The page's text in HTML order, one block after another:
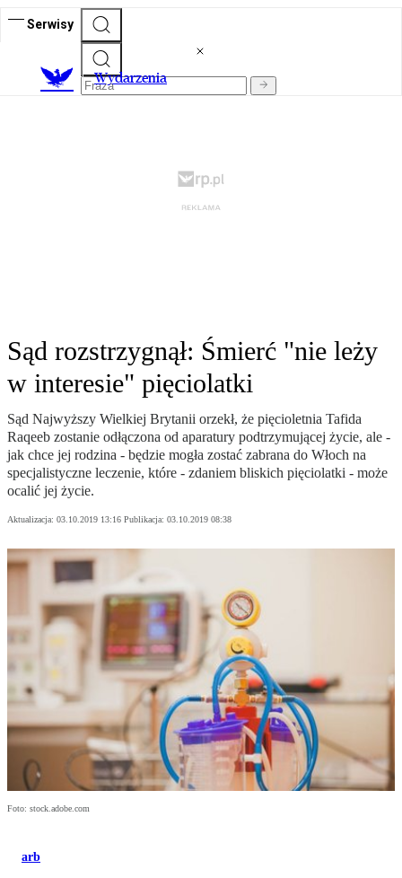
Serwisy
Wydarzenia
Sąd rozstrzygnął: Śmierć "nie leży
w interesie" pięciolatki
Sąd Najwyższy Wielkiej Brytanii orzekł, że pięcioletnia Tafida
Raqeeb zostanie odłączona od aparatury podtrzymującej życie, ale -
jak chce jej rodzina - będzie mogła zostać zabrana do Włoch na
specjalistyczne leczenie, które - zdaniem bliskich pięciolatki - może
ocalić jej życie.
Aktualizacja: 03.10.2019 13:16 Publikacja: 03.10.2019 08:38
Foto: stock.adobe.com
arb